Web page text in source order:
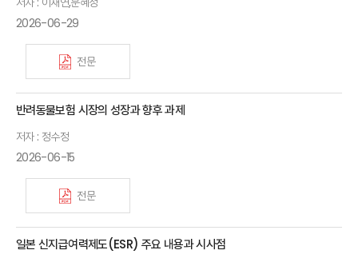
2026-06-29
전문
반려동물보험 시장의 성장과 향후 과제
저자 : 정수정
2026-06-15
전문
일본 신지급여력제도(ESR) 주요 내용과 시사점